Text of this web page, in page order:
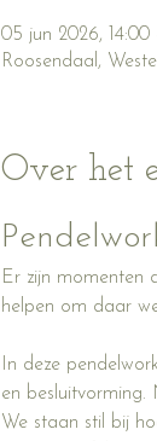
05 jun 2026, 14:00
Roosendaal,
Over het
Er zijn momenten
helpen om daar
In deze
en besluitvorming.
We staan stil bij